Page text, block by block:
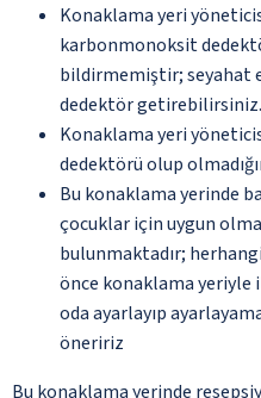
Konaklama yeri
karbonmonoksit
bildirmemiştir; seyahat
dedektör getirebilirsiniz.
Konaklama yeri
dedektörü olup
Bu konaklama yerinde
çocuklar için uygun
bulunmaktadır;
önce konaklama yeriyle
oda ayarlayıp
öneririz
Bu konaklama yerinde